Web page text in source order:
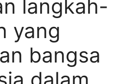
langkah-
yang
bangsa